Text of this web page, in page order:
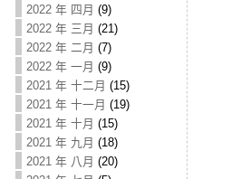
2022 年 四月 (9)
2022 年 三月 (21)
2022 年 二月 (7)
2022 年 一月 (9)
2021 年 十二月 (15)
2021 年 十一月 (19)
2021 年 十月 (15)
2021 年 九月 (18)
2021 年 八月 (20)